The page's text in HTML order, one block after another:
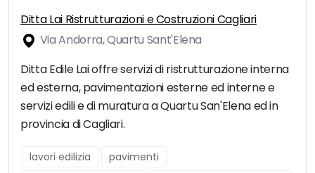
Ditta Lai Ristrutturazioni e Costruzioni Cagliari
Via Andorra, Quartu Sant'Elena
Ditta Edile Lai offre servizi di ristrutturazione interna
ed esterna, pavimentazioni esterne ed interne e
servizi edili e di muratura a Quartu San'Elena ed in
provincia di Cagliari.
lavori edilizia
pavimenti